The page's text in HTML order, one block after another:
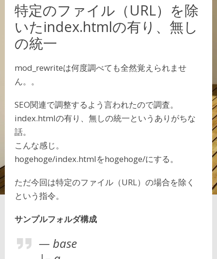
特定のファイル（URL）を除
いたindex.htmlの有り、無し
の統一
mod_rewriteは何度調べても全然覚えられませ
ん。。
SEO関連で調整するよう言われたので調査。
index.htmlの有り、無しの統一というありがちな
話。
こんな感じ。
hogehoge/index.htmlをhogehoge/にする。
ただ今回は特定のファイル（URL）の場合を除く
という指令。
サンプルフォルダ構成
— base